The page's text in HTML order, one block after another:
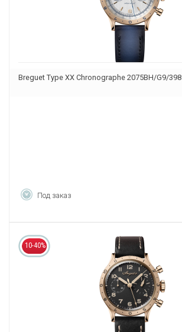
Breguet Type XX Chronographe 2075BH/G9/398
Под заказ
10-40%